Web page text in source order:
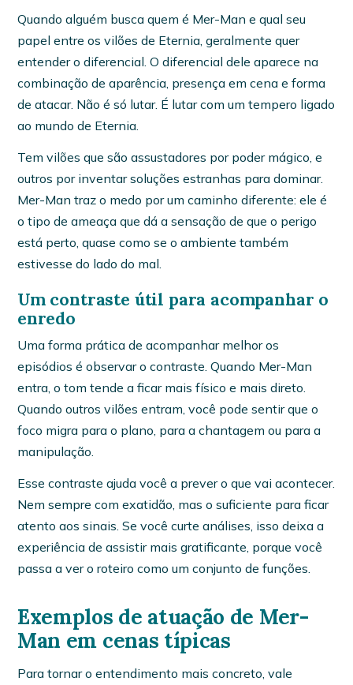
Quando alguém busca quem é Mer-Man e qual seu
papel entre os vilões de Eternia, geralmente quer
entender o diferencial. O diferencial dele aparece na
combinação de aparência, presença em cena e forma
de atacar. Não é só lutar. É lutar com um tempero ligado
ao mundo de Eternia.
Tem vilões que são assustadores por poder mágico, e
outros por inventar soluções estranhas para dominar.
Mer-Man traz o medo por um caminho diferente: ele é
o tipo de ameaça que dá a sensação de que o perigo
está perto, quase como se o ambiente também
estivesse do lado do mal.
Um contraste útil para acompanhar o
enredo
Uma forma prática de acompanhar melhor os
episódios é observar o contraste. Quando Mer-Man
entra, o tom tende a ficar mais físico e mais direto.
Quando outros vilões entram, você pode sentir que o
foco migra para o plano, para a chantagem ou para a
manipulação.
Esse contraste ajuda você a prever o que vai acontecer.
Nem sempre com exatidão, mas o suficiente para ficar
atento aos sinais. Se você curte análises, isso deixa a
experiência de assistir mais gratificante, porque você
passa a ver o roteiro como um conjunto de funções.
Exemplos de atuação de Mer-
Man em cenas típicas
Para tornar o entendimento mais concreto, vale